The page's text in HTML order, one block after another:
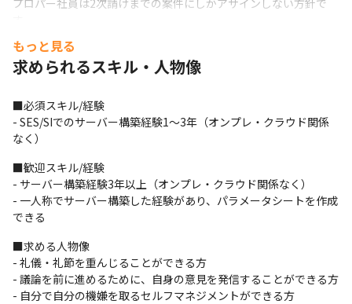
プロパー社員は2次請けまでの案件にしかアサインしない方針で
となっております。
入社後は、スキルとやりたい業務内容、働き方等に応じて、参画
現場を協議して常駐先現場を決定いたします。
希望が100%叶うとは言い切れませんが、エンジニアが納得感を持
てる常駐先を決定することを重視しています。
2025年度の案件待機率は0%です。
もちろん、仮に待機期間が発生しても、給与は満額支給です。
■キャリアプラン例
①SESエンジニアとして複数の現場に参画してスキルアップ
※マルチ言語のスキルアップ、SE、PMO等の上流スキルのアッ
プ等
②後輩育成等マネージメント職に携わる
※大手SI出身の社外EMがチーム創りのマネジメントノウハウを
もっと見る
求められるスキル・人物像
■必須スキル/経験
- SES/SIでのサーバー構築経験1〜3年（オンプレ・クラウド関係
なく）
■歓迎スキル/経験
- サーバー構築経験3年以上（オンプレ・クラウド関係なく）
- 一人称でサーバー構築した経験があり、パラメータシートを作成
できる
■求める人物像
- 礼儀・礼節を重んじることができる方
- 議論を前に進めるために、自身の意見を発信することができる方
- 自分で自分の機嫌を取るセルフマネジメントができる方